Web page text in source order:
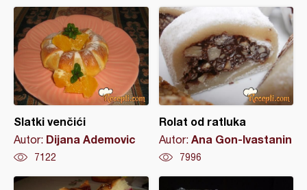
Slatki venčići
Autor: Dijana Ademovic
7122
Rolat od ratluka
Autor: Ana Gon-Ivastanin
7996